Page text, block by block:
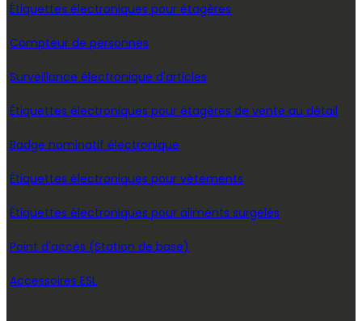
Étiquettes électroniques pour étagères
Compteur de personnes
Surveillance électronique d'articles
Étiquettes électroniques pour étagères de vente au détail
Badge nominatif électronique
Étiquettes électroniques pour vêtements
Étiquettes électroniques pour aliments surgelés
Point d'accès (Station de base)
Accessoires ESL